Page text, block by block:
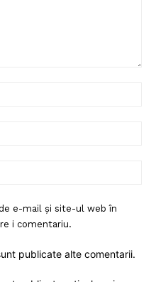
e-mail și site-ul web în
i comentariu.
publicate alte comentarii.